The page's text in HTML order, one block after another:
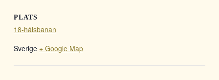
PLATS
18-hålsbanan
Sverige + Google Map